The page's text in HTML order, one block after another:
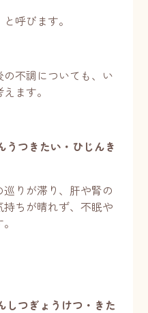
呼びます。
不調についても、い
ます。
うつきたい・ひじんき
りが滞り、肝や腎の
ちが晴れず、不眠や
しつぎょうけつ・きた